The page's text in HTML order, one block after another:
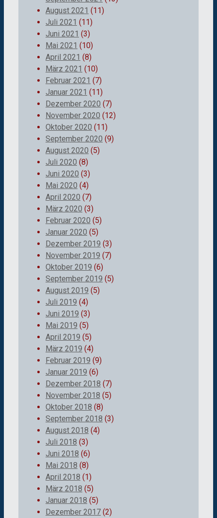
August 2021 (11)
Juli 2021 (11)
Juni 2021 (3)
Mai 2021 (10)
April 2021 (8)
März 2021 (10)
Februar 2021 (7)
Januar 2021 (11)
Dezember 2020 (7)
November 2020 (12)
Oktober 2020 (11)
September 2020 (9)
August 2020 (5)
Juli 2020 (8)
Juni 2020 (3)
Mai 2020 (4)
April 2020 (7)
März 2020 (3)
Februar 2020 (5)
Januar 2020 (5)
Dezember 2019 (3)
November 2019 (7)
Oktober 2019 (6)
September 2019 (5)
August 2019 (5)
Juli 2019 (4)
Juni 2019 (3)
Mai 2019 (5)
April 2019 (5)
März 2019 (4)
Februar 2019 (9)
Januar 2019 (6)
Dezember 2018 (7)
November 2018 (5)
Oktober 2018 (8)
September 2018 (3)
August 2018 (4)
Juli 2018 (3)
Juni 2018 (6)
Mai 2018 (8)
April 2018 (1)
März 2018 (5)
Januar 2018 (5)
Dezember 2017 (2)